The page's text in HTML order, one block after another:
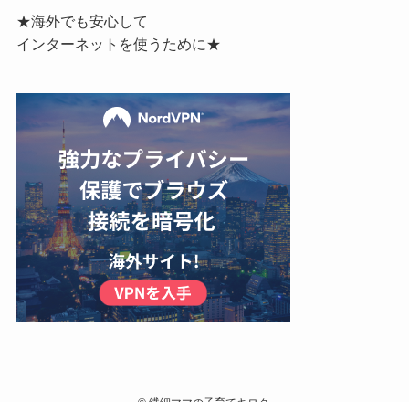
★海外でも安心して
インターネットを使うために★